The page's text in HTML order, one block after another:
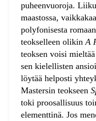
puheenvuoroja.
maastossa,
polyfonisesta
teokselleen olikin A
teoksen voisi
sen kielellisten
löytää helposti
Mastersin teokseen
toki proosallisuus
elementtinä. Jos